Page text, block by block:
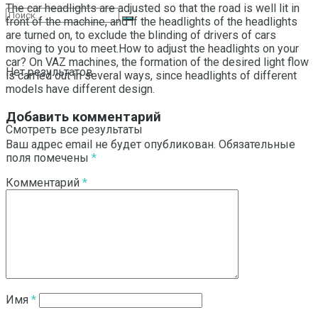
Нет результатов
Смотреть все результаты
The car headlights are adjusted so that the road is well lit in
front of the machine, and if the headlights of the headlights
are turned on, to exclude the blinding of drivers of cars
moving to you to meet.How to adjust the headlights on your
car? On VAZ machines, the formation of the desired light flow
is carried out in several ways, since headlights of different
models have different design.
Добавить комментарий
Ваш адрес email не будет опубликован. Обязательные
поля помечены *
Комментарий *
Имя *